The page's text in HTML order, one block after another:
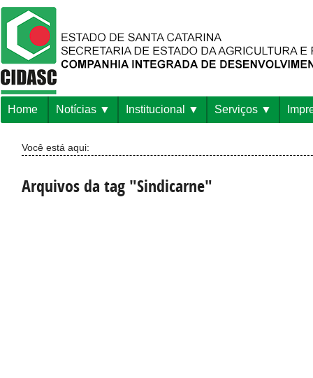
Home Notícias Institucional Serviços
Você está aqui:
Arquivos da tag "Sindicarne"